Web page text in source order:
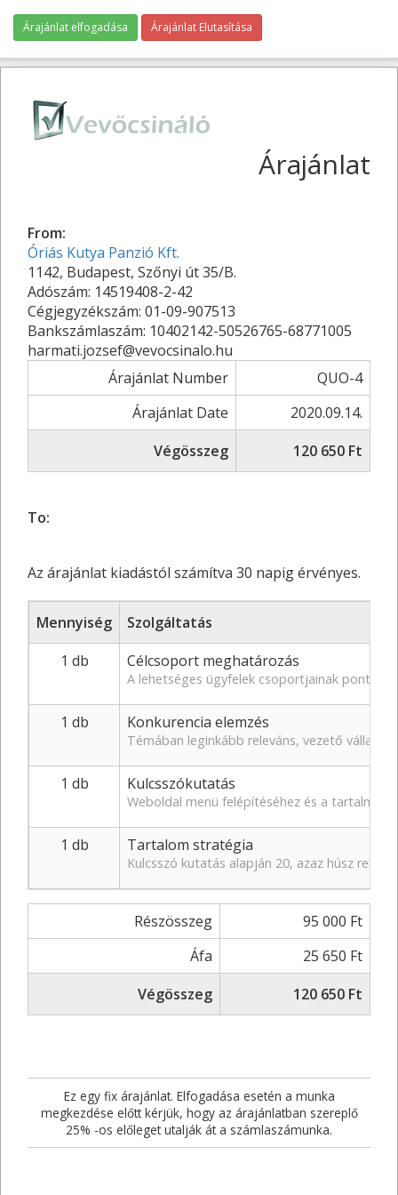
Árajánlat elfogadása Árajánlat Elutasítása
Árajánlat
From:
Óriás Kutya Panzió Kft.
1142, Budapest, Szőnyi út 35/B.
Adószám: 14519408-2-42
Cégjegyzékszám: 01-09-907513
Bankszámlaszám: 10402142-50526765-68771005
harmati.jozsef@vevocsinalo.hu
Árajánlat Number
QUO-4
Árajánlat Date
2020.09.14.
Végösszeg
120 650 Ft
To:
Az árajánlat kiadástól számítva 30 napig érvényes.
Mennyiség
Szolgáltatás
1 db
Célcsoport meghatározás
A lehetséges ügyfelek csoportjainak pontos
1 db Konkurencia elemzés
Témában leginkább releváns, vezető
1 db Kulcsszókutatás
Weboldal menü felépítéséhez és a
1 db Tartalom stratégia
Kulcsszó kutatás alapján 20, azaz húsz
Részösszeg
95 000 Ft
Áfa
25 650 Ft
Végösszeg
120 650 Ft
Ez egy fix árajánlat. Elfogadása esetén a munka
megkezdése előtt kérjük, hogy az árajánlatban szereplő
25% -os előleget utalják át a számlaszámunka.